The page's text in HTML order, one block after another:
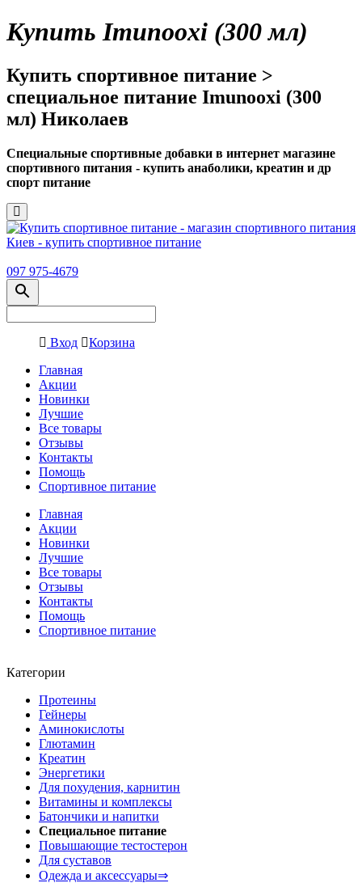
Купить Imunooxi (300 мл)
Купить спортивное питание >
специальное питание Imunooxi (300
мл) Николаев
Специальные спортивные добавки в интернет магазине
спортивного питания - купить анаболики, креатин и др
спорт питание
097 975-4679
Вход
Корзина
Главная
Акции
Новинки
Лучшие
Все товары
Отзывы
Контакты
Помощь
Спортивное питание
Главная
Акции
Новинки
Лучшие
Все товары
Отзывы
Контакты
Помощь
Спортивное питание
Категории
Протеины
Гейнеры
Аминокислоты
Глютамин
Креатин
Энергетики
Для похудения, карнитин
Витамины и комплексы
Батончики и напитки
Специальное питание
Повышающие тестостерон
Для суставов
Одежда и аксессуары⇒